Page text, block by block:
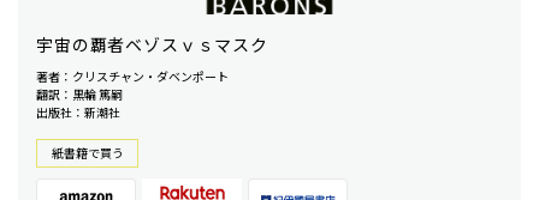
宇宙の覇者ベゾスｖｓマスク
著者：クリスチャン・ダベンポート
翻訳：黒輪 篤嗣
出版社：新潮社
紙書籍で買う